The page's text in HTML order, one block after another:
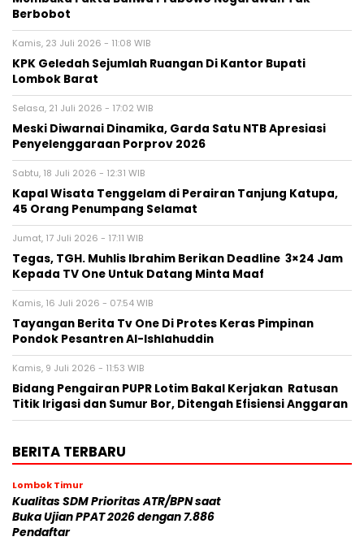
Berbobot
Kamis, 23 Juli 2026 - 11:08 WIB
KPK Geledah Sejumlah Ruangan Di Kantor Bupati
Lombok Barat
Selasa, 21 Juli 2026 - 17:02 WIB
Meski Diwarnai Dinamika, Garda Satu NTB Apresiasi
Penyelenggaraan Porprov 2026 ‎
Sabtu, 18 Juli 2026 - 12:31 WIB
Kapal Wisata Tenggelam di Perairan Tanjung Katupa,
45 Orang Penumpang Selamat
Jumat, 17 Juli 2026 - 17:11 WIB
Tegas, TGH. Muhlis Ibrahim Berikan Deadline 3×24 Jam
Kepada TV One Untuk Datang Minta Maaf
Kamis, 16 Juli 2026 - 07:54 WIB
Tayangan Berita Tv One Di Protes Keras Pimpinan
Pondok Pesantren Al-Ishlahuddin
Kamis, 9 Juli 2026 - 11:53 WIB
Bidang Pengairan PUPR Lotim Bakal Kerjakan Ratusan
Titik Irigasi dan Sumur Bor, Ditengah Efisiensi Anggaran
BERITA TERBARU
Lombok Timur
Kualitas SDM Prioritas ATR/BPN saat
Buka Ujian PPAT 2026 dengan 7.886
Pendaftar